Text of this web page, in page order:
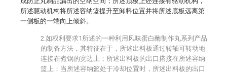
所述驱动机构将所述容纳篮提升至卸料位置并将所述底板远离第
一侧板的一端向上倾斜。
2.如权利要求1所述的一种利用风味蛋白酶制作丸系列产品
的制备方法，其特征在于，所述出料板通过转轴可转动地
连接在煮锅的宽边上；所述出料板的出口搭接在所述容纳
篮上；当所述容纳篮处于冷却位置时，所述出料板的出口